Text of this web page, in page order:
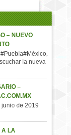
– NUEVO
la nueva
–
junio de 2019
A LA